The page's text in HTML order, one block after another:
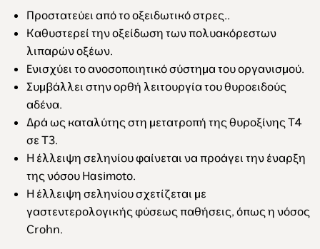
Προστατεύει από το οξειδωτικό στρες..
Καθυστερεί την οξείδωση των πολυακόρεστων
λιπαρών οξέων.
Ενισχύει το ανοσοποιητικό σύστημα του οργανισμού.
Συμβάλλει στην ορθή λειτουργία του θυροειδούς
αδένα.
Δρά ως καταλύτης στη μετατροπή της θυροξίνης Τ4
σε Τ3.
Η έλλειψη σεληνίου φαίνεται να προάγει την έναρξη
της νόσου Hasimoto.
Η έλλειψη σεληνίου σχετίζεται με
γαστεντερολογικής φύσεως παθήσεις, όπως η νόσος
Crohn.